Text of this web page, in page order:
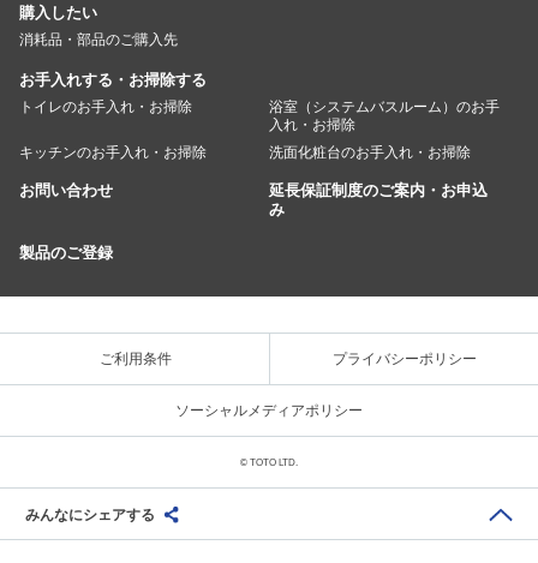
購入したい
消耗品・部品のご購入先
お手入れする・お掃除する
トイレのお手入れ・お掃除
浴室（システムバスルーム）のお手
入れ・お掃除
キッチンのお手入れ・お掃除
洗面化粧台のお手入れ・お掃除
お問い合わせ
延長保証制度のご案内・お申込
み
製品のご登録
ご利用条件 プライバシーポリシー
ソーシャルメディアポリシー
みんなにシェアする
© TOTO LTD.